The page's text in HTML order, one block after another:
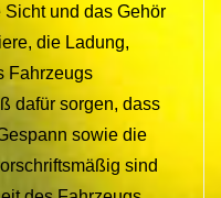
und das Gehör
die Ladung,
Fahrzeugs
dafür sorgen, dass
sowie die
sind